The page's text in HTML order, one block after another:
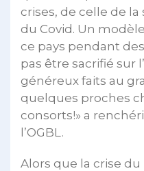
crises, de celle de la
du Covid. Un
ce pays pendant
pas être sacrifié sur
généreux faits au
quelques proches
consorts!» a
l’OGBL.
Alors que la crise